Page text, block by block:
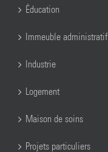
Éducation
Immeuble administratif
Industrie
Logement
Maison de soins
Projets particuliers